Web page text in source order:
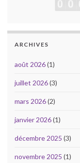
ARCHIVES
août 2026(1)
juillet 2026(3)
mars 2026(2)
janvier 2026(1)
décembre 2025 (3)
novembre 2025 (1)